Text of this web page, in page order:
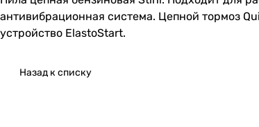
антивибрационная система. Цепной тормоз
устройство ElastoStart.
Назад к списку